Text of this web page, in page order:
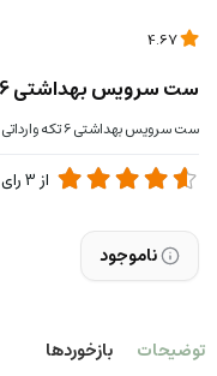
ست سرویس بهداشتی 6 تکه آبی
ست سرویس بهداشتی 6 تکه وارداتی
از 3رای
ناموجود
توضیحات بازخوردها